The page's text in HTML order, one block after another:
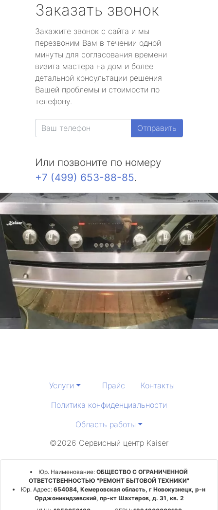
Заказать звонок
Закажите звонок с сайта и мы
перезвоним Вам в течении одной
минуты для согласования времени
визита мастера на дом и более
детальной консультации решения
Вашей проблемы и стоимости по
телефону.
Отправить
Или позвоните по номеру
+7 (499) 653-88-85.
Услуги Прайс
Контакты
Политика конфиденциальности
Область работы
©2026 Сервисный центр Kaiser
Юр. Наименование: ОБЩЕСТВО С ОГРАНИЧЕННОЙ
ОТВЕТСТВЕННОСТЬЮ "РЕМОНТ БЫТОВОЙ ТЕХНИКИ"
Юр. Адрес: 654084, Кемеровская область, г Новокузнецк, р-н
Орджоникидзевский, пр-кт Шахтеров, д. 31, кв. 2